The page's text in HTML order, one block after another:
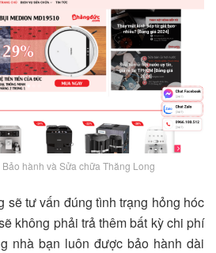
hành và Sửa chữa Thăng Long
sẽ tư vấn đúng tình trạng hỏng hóc
không phải trả thêm bất kỳ chi phí
nhà bạn luôn được bảo hành dài